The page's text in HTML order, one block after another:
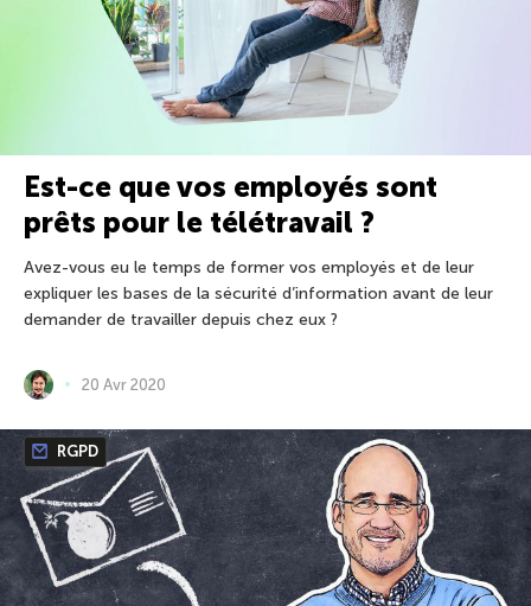
Est-ce que vos employés sont
prêts pour le télétravail ?
Avez-vous eu le temps de former vos employés et de leur
expliquer les bases de la sécurité d’information avant de leur
demander de travailler depuis chez eux ?
20 Avr 2020
RGPD